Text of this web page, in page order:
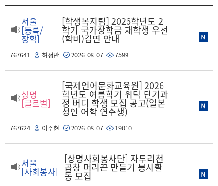
서울
[등록/
장학]
[학생복지팀] 2026학년도 2
학기 국가장학금 재학생 우선
(학비)감면 안내
767641 허정만 2026-08-07 7599
상명
[글로벌]
[국제언어문화교육원] 2026
학년도 여름학기 위탁 단기과
정 버디 학생 모집 공고(일본
성인 어학 연수생)
767624 이주현 2026-08-07 19010
서울
[사회봉사]
[상명사회봉사단] 자투리천
곱창 머리끈 만들기 봉사활
동 모집